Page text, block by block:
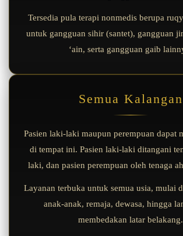
Tersedia pula terapi nonmedis berupa
untuk gangguan sihir (santet), gangguan
‘ain, serta gangguan gaib
Semua Kalangan
Pasien laki-laki maupun perempuan dapat
di tempat ini. Pasien laki-laki ditangani
laki, dan pasien perempuan oleh tenaga
Layanan terbuka untuk semua usia, mulai
anak-anak, remaja, dewasa, hingga
membedakan latar belakang.